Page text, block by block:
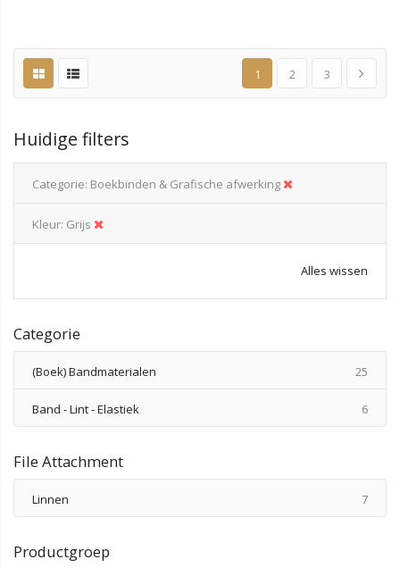
1 2 3
Huidige filters
Categorie Boekbinden & Grafische afwerking
Kleur Grijs
Alles wissen
Categorie
(Boek) Bandmaterialen 25
Band - Lint - Elastiek 6
File Attachment
Linnen 7
Productgroep